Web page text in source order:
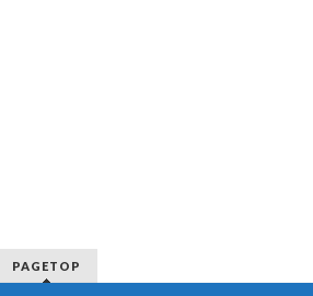
PAGETOP